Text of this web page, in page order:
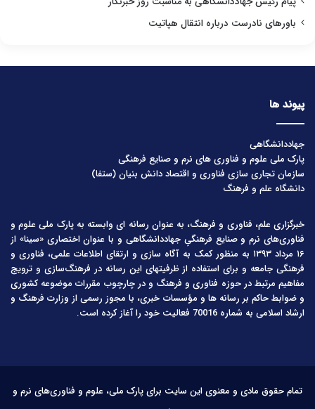
باورهای نادرست درباره انتقال هپاتیت
پیوند ها
جهاددانشگاهی
پارک ملی علوم و فناوری های نرم و صنایع فرهنگی
سازمان تجاری سازی فناوری و اقتصاد دانش بنیان (ستفا)
دانشگاه علم و فرهنگ
خبرگزاری علم، فناوری و فرهنگ، به عنوان رسانه ای وابسته به پارک ملی علوم و
فناوری‌های نرم و صنایع فرهنگیِ جهاددانشگاهی و با عنوان اختصاری «سینا» از
۱۶ مرداد ۱۳۹۳ به منظور کمک به آگاه سازی و ارتقای اطلاعات علمی، فناوری و
فرهنگی جامعه و برای استفاده از ظرفیتهای این رسانه در فرهنگ‌سازی و ترویج
مفاهیم مرتبط در حوزه فناوری و فرهنگ و در چارچوب مقررات موضوعه کشوری
و ضوابط حاکم بر رسانه ها و مؤسسات خبری، با مجوز رسمی از وزارت فرهنگ و
ارشاد اسلامی به شماره 70016 فعالیت خود را آغاز کرده است.
تمام حقوق مادی و معنوی این سایت برای پارک ملی، علوم و فناوری‌های نرم و